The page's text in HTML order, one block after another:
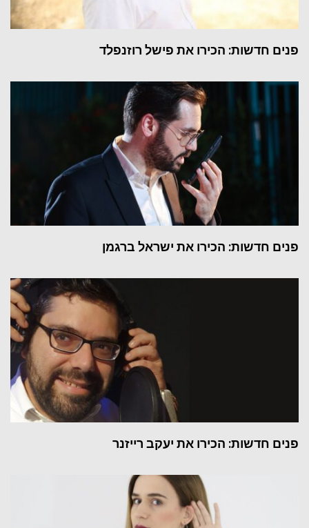
פנים חדשות: הכירו את פישל רוזנפלד
פנים חדשות: הכירו את ישראל ברגמן
פנים חדשות: הכירו את יעקב רייזנר